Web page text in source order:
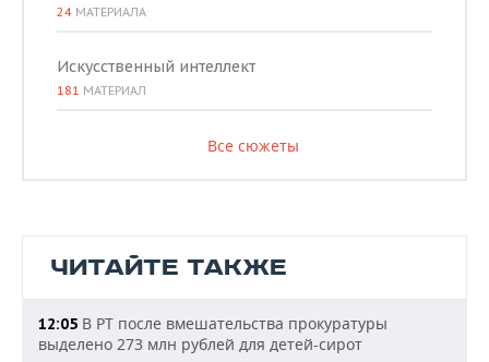
24 МАТЕРИАЛА
Искусственный интеллект
181 МАТЕРИАЛ
Все сюжеты
ЧИТАЙТЕ ТАКЖЕ
12:05 В РТ после вмешательства прокуратуры
выделено 273 млн рублей для детей-сирот